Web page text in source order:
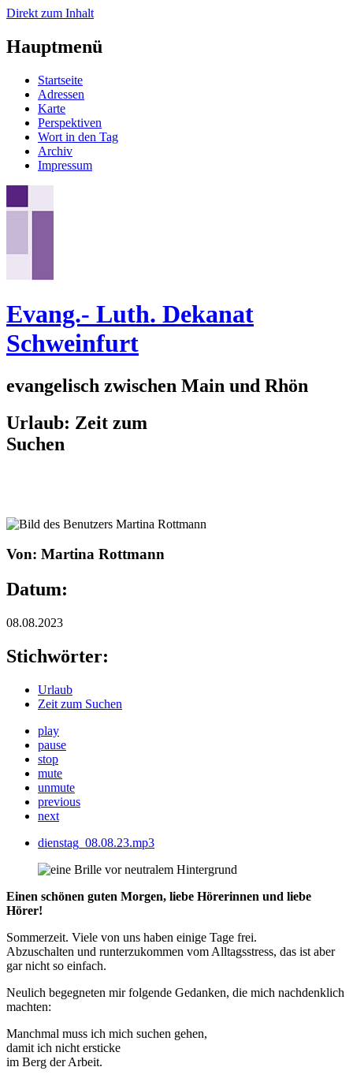
Direkt zum Inhalt
Hauptmenü
Startseite
Adressen
Karte
Perspektiven
Wort in den Tag
Archiv
Impressum
Evang.- Luth. Dekanat
Schweinfurt
evangelisch zwischen Main und Rhön
Urlaub: Zeit zum
Suchen
Von: Martina Rottmann
Datum:
08.08.2023
Stichwörter:
Urlaub
Zeit zum Suchen
play
pause
stop
mute
unmute
previous
next
dienstag_08.08.23.mp3
Einen schönen guten Morgen, liebe Hörerinnen und liebe
Hörer!
Sommerzeit. Viele von uns haben einige Tage frei.
Abzuschalten und runterzukommen vom Alltagsstress, das ist aber
gar nicht so einfach.
Neulich begegneten mir folgende Gedanken, die mich nachdenklich
machten:
Manchmal muss ich mich suchen gehen,
damit ich nicht ersticke
im Berg der Arbeit.